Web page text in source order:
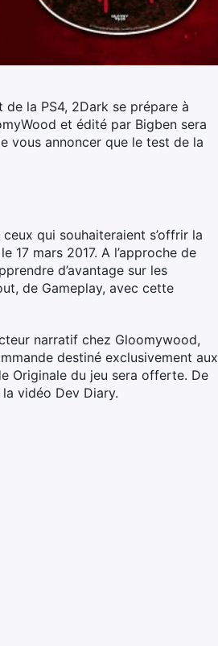
la PS4, 2Dark se prépare à
et édité par Bigben sera
vous annoncer que le test de la
qui souhaiteraient s’offrir la
17 mars 2017. A l’approche de
d’avantage sur les
de Gameplay, avec cette
narratif chez Gloomywood,
destiné exclusivement aux
Originale du jeu sera offerte. De
vidéo Dev Diary.